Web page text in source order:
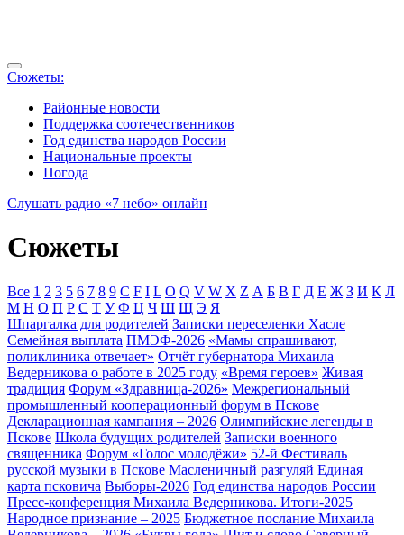
Сюжеты:
Районные новости
Поддержка соотечественников
Год единства народов России
Национальные проекты
Погода
Слушать радио «7 небо» онлайн
Сюжеты
Все 1 2 3 5 6 7 8 9 C F I L O Q V W X Z А Б В Г Д Е Ж З И К Л
М Н О П Р С Т У Ф Ц Ч Ш Щ Э Я
Шпаргалка для родителей Записки переселенки Хасле
Семейная выплата ПМЭФ-2026 «Мамы спрашивают,
поликлиника отвечает» Отчёт губернатора Михаила
Ведерникова о работе в 2025 году «Время героев» Живая
традиция Форум «Здравница-2026» Межрегиональный
промышленный кооперационный форум в Пскове
Декларационная кампания – 2026 Олимпийские легенды в
Пскове Школа будущих родителей Записки военного
священника Форум ​«Голос молодëжи» 52-й Фестиваль
русской музыки в Пскове Масленичный разгуляй Единая
карта псковича Выборы-2026 Год единства народов России
Пресс-конференция Михаила Ведерникова. Итоги-2025
Народное признание – 2025 Бюджетное послание Михаила